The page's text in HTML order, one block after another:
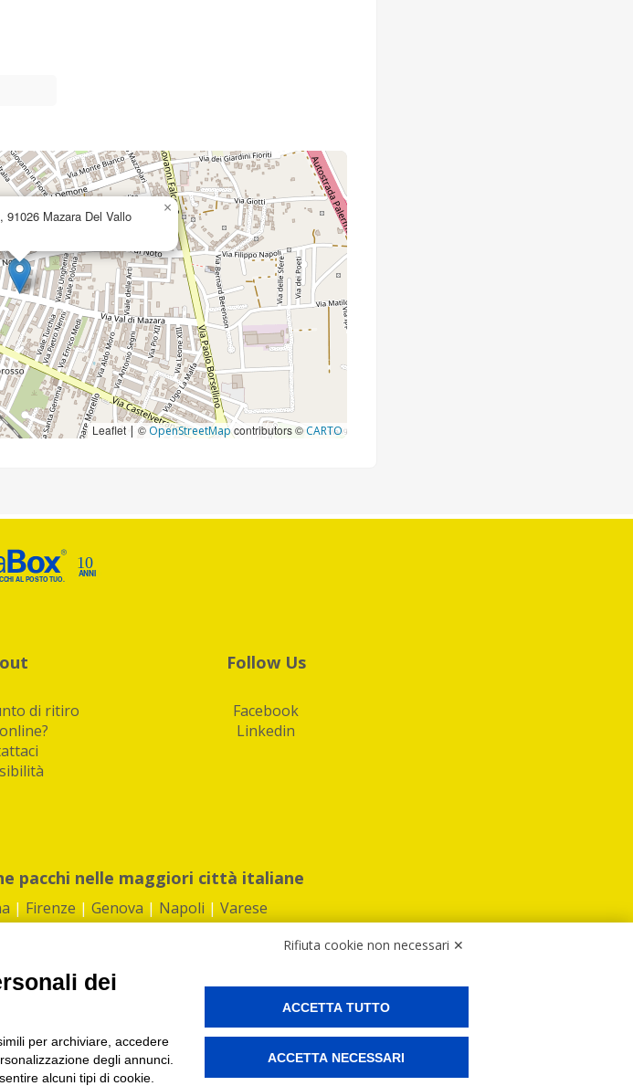
91026 Mazara Del Vallo
×
Leaflet | © OpenStreetMapcontributors © CARTO
di ritiro
Follow Us
Facebook
Linkedin
pacchi nelle maggiori città italiane
| Firenze | Genova | Napoli | Varese
50.000€ |Whistleblowing|Privacy|Preferenze Cookies
e Kipoint per ritirare i tuoi acquisti online e spedire i tuoi pacchi.
Rifiuta cookie non necessari ✕
dei
per archiviare, accedere
degli annunci.
alcuni tipi di cookie.
ACCETTA TUTTO
ACCETTA NECESSARI